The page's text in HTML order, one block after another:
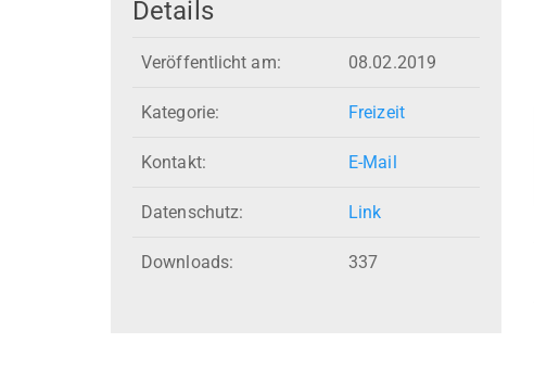
Details
Veröffentlicht am: 08.02.2019
Kategorie: Freizeit
Kontakt: E-Mail
Datenschutz: Link
Downloads: 337